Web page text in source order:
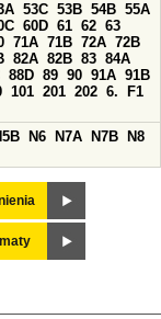
53C 53B 54B 55A
60D 61 62 63
71A 71B 72A 72B
82A 82B 83 84A
88D 89 90 91A 91B
101 201 202 6.
F1
N6 N7A N7B
N8